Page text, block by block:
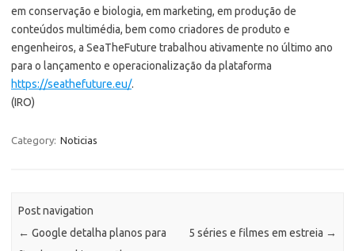
em conservação e biologia, em marketing, em produção de
conteúdos multimédia, bem como criadores de produto e
engenheiros, a SeaTheFuture trabalhou ativamente no último ano
para o lançamento e operacionalização da plataforma
https://seathefuture.eu/.
(IRO)
Category: Noticias
Post navigation
← Google detalha planos para
5 séries e filmes em estreia →